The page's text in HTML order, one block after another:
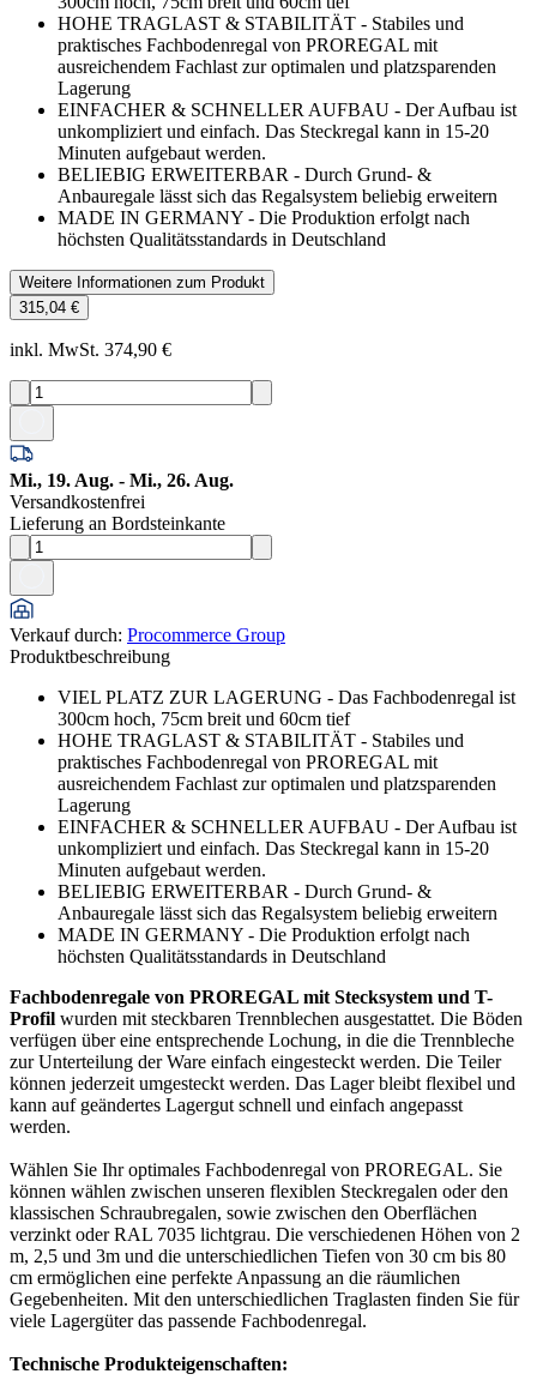
HOHE TRAGLAST & STABILITÄT - Stabiles und
praktisches Fachbodenregal von PROREGAL mit
ausreichendem Fachlast zur optimalen und platzsparenden
Lagerung
EINFACHER & SCHNELLER AUFBAU - Der Aufbau ist
unkompliziert und einfach. Das Steckregal kann in 15-20
Minuten aufgebaut werden.
BELIEBIG ERWEITERBAR - Durch Grund- &
Anbauregale lässt sich das Regalsystem beliebig erweitern
MADE IN GERMANY - Die Produktion erfolgt nach
höchsten Qualitätsstandards in Deutschland
Weitere Informationen zum Produkt
315,04 €
inkl. MwSt. 374,90 €
Mi., 19. Aug. - Mi., 26. Aug.
Versandkostenfrei
Lieferung an Bordsteinkante
Verkauf durch: Procommerce Group
Produktbeschreibung
VIEL PLATZ ZUR LAGERUNG - Das Fachbodenregal ist
300cm hoch, 75cm breit und 60cm tief
HOHE TRAGLAST & STABILITÄT - Stabiles und
praktisches Fachbodenregal von PROREGAL mit
ausreichendem Fachlast zur optimalen und platzsparenden
Lagerung
EINFACHER & SCHNELLER AUFBAU - Der Aufbau ist
unkompliziert und einfach. Das Steckregal kann in 15-20
Minuten aufgebaut werden.
BELIEBIG ERWEITERBAR - Durch Grund- &
Anbauregale lässt sich das Regalsystem beliebig erweitern
MADE IN GERMANY - Die Produktion erfolgt nach
höchsten Qualitätsstandards in Deutschland
Fachbodenregale von PROREGAL mit Stecksystem und T-
Profil wurden mit steckbaren Trennblechen ausgestattet. Die Böden
verfügen über eine entsprechende Lochung, in die die Trennbleche
zur Unterteilung der Ware einfach eingesteckt werden. Die Teiler
können jederzeit umgesteckt werden. Das Lager bleibt flexibel und
kann auf geändertes Lagergut schnell und einfach angepasst
werden.
Wählen Sie Ihr optimales Fachbodenregal von PROREGAL. Sie
können wählen zwischen unseren flexiblen Steckregalen oder den
klassischen Schraubregalen, sowie zwischen den Oberflächen
verzinkt oder RAL 7035 lichtgrau. Die verschiedenen Höhen von 2
m, 2,5 und 3m und die unterschiedlichen Tiefen von 30 cm bis 80
cm ermöglichen eine perfekte Anpassung an die räumlichen
Gegebenheiten. Mit den unterschiedlichen Traglasten finden Sie für
viele Lagergüter das passende Fachbodenregal.
Technische Produkteigenschaften: